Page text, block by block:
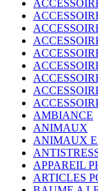
AMBIANCE
ANIMAUX
ANIMAUX
APPAREIL
ARTICLES